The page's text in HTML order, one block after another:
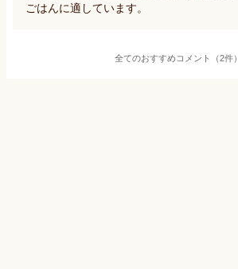
ごはんに適しています。
全てのおすすめコメント（2件）